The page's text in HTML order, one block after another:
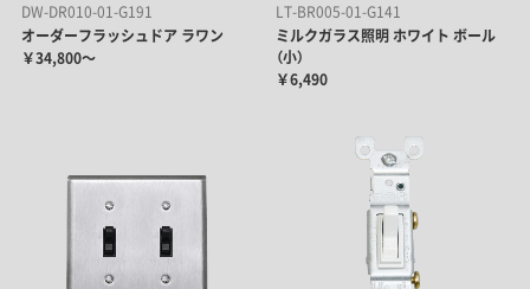
DW-DR010-01-G191
オーダーフラッシュドア ラワン
￥34,800～
LT-BR005-01-G141
ミルクガラス照明 ホワイト ボール
（小）
￥6,490